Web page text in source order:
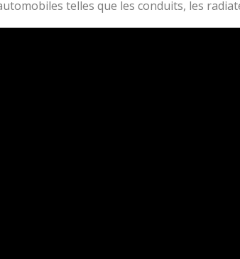
telles que les conduits, les